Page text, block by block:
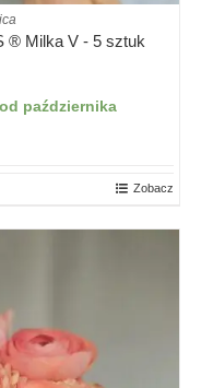
® Milka V - 5 sztuk
października
Zobacz